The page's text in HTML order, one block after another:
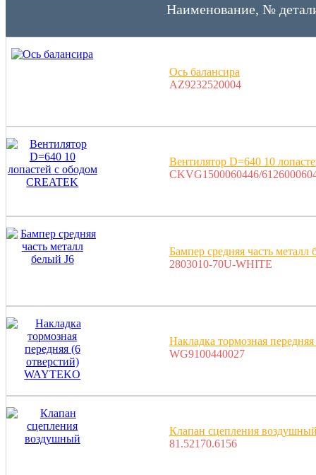
Наименование, №
Ось балансира
AZ9232520004
Вентилятор D=640 10
CKVG1500060446/
Бампер средняя часть металл
2803010-70U-WHITE
Накладка тормозная
WG9100440027
Клапан сцепления
81.52170.6156